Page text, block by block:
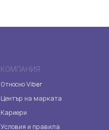
КОМПАНИЯ
Относно Viber
Център на марката
Кариери
Условия и правила